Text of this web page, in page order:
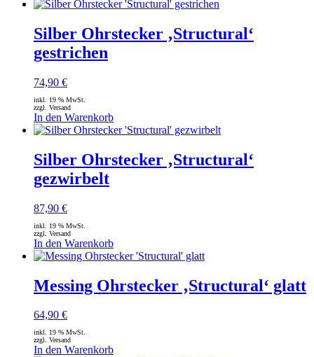
Silber Ohrstecker ‚Structural‘
gestrichen
74,90 €
inkl. 19 % MwSt.
zzgl. Versand
In den Warenkorb
Silber Ohrstecker ‚Structural‘
gezwirbelt
87,90 €
inkl. 19 % MwSt.
zzgl. Versand
In den Warenkorb
Messing Ohrstecker ‚Structural‘ glatt
64,90 €
inkl. 19 % MwSt.
zzgl. Versand
In den Warenkorb